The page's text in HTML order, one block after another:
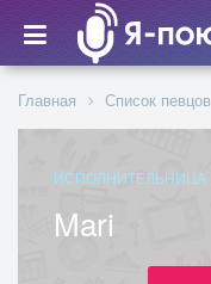
Главная Список певцов
ИСПОЛНИТЕЛЬНИЦА
Mari